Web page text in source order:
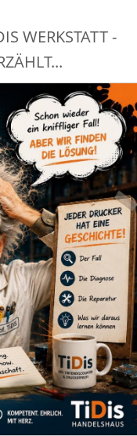
WERKSTATT -